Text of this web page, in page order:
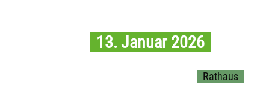
13. Januar 2026
Rathaus